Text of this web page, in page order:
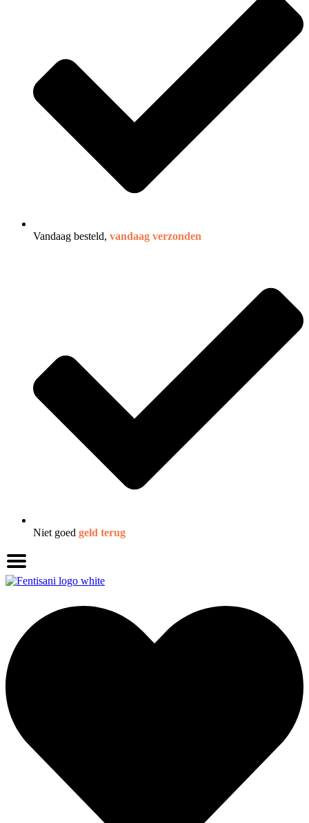
Vandaag besteld, vandaag verzonden
Niet goed geld terug